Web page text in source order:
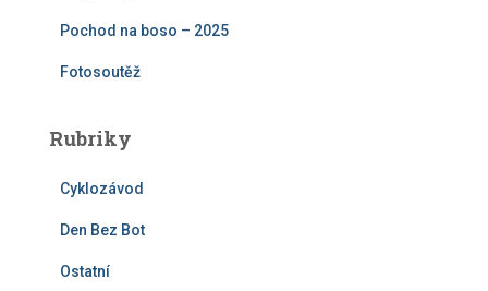
Pochod na boso – 2025
Fotosoutěž
Rubriky
Cyklozávod
Den Bez Bot
Ostatní